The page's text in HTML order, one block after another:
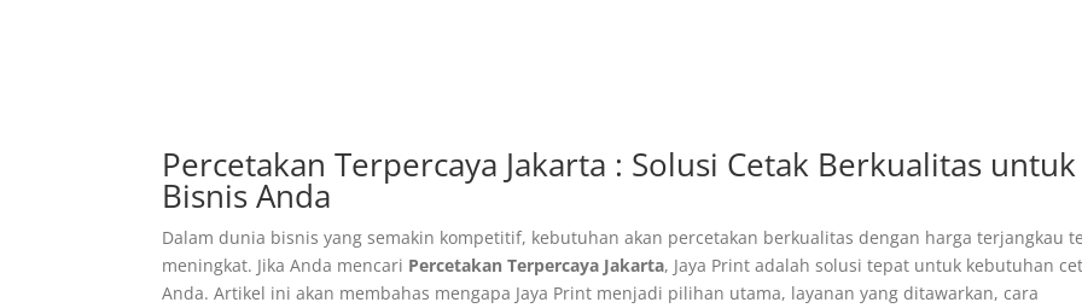
Percetakan Terpercaya Jakarta : Solusi Cetak Berkualitas untuk
Bisnis Anda
Dalam dunia bisnis yang semakin kompetitif, kebutuhan akan percetakan berkualitas dengan harga terjangkau
meningkat. Jika Anda mencari Percetakan Terpercaya Jakarta, Jaya Print adalah solusi tepat untuk kebutuhan
Anda. Artikel ini akan membahas mengapa Jaya Print menjadi pilihan utama, layanan yang ditawarkan, cara